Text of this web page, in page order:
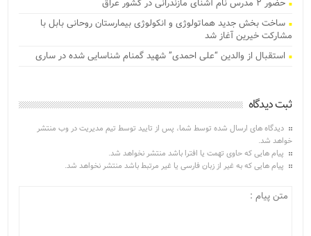
حضور ۲ مدرس نام آشنای مازندرانی در کشور عراق
ساخت بخش جدید هماتولوژی و انکولوژی بیمارستان روحانی بابل با
مشارکت خیرین آغاز شد
استقبال از والدین “علی احمدی” شهید گمنام شناسایی شده در ساری
ثبت دیدگاه
دیدگاه های ارسال شده توسط شما، پس از تایید توسط تیم مدیریت در وب منتشر
خواهد شد.
پیام هایی که حاوی تهمت یا افترا باشد منتشر نخواهد شد.
پیام هایی که به غیر از زبان فارسی یا غیر مرتبط باشد منتشر نخواهد شد.